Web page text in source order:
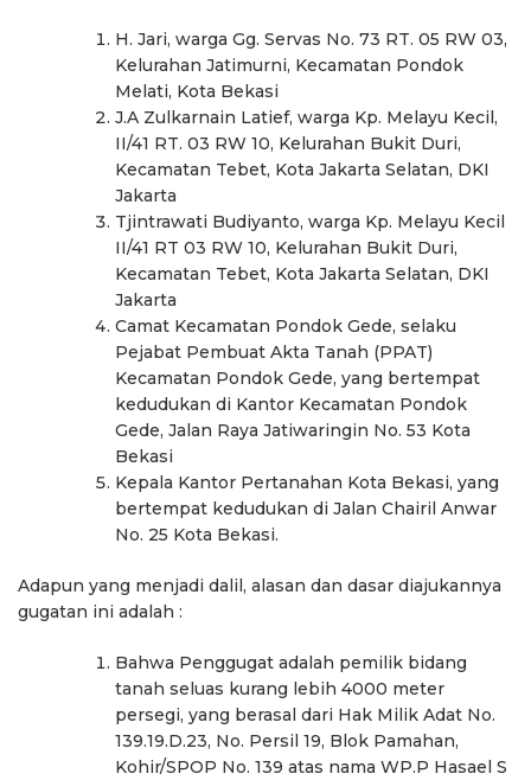
H. Jari, warga Gg. Servas No. 73 RT. 05 RW 03,
Kelurahan Jatimurni, Kecamatan Pondok
Melati, Kota Bekasi
J.A Zulkarnain Latief, warga Kp. Melayu Kecil,
II/41 RT. 03 RW 10, Kelurahan Bukit Duri,
Kecamatan Tebet, Kota Jakarta Selatan, DKI
Jakarta
Tjintrawati Budiyanto, warga Kp. Melayu Kecil
II/41 RT 03 RW 10, Kelurahan Bukit Duri,
Kecamatan Tebet, Kota Jakarta Selatan, DKI
Jakarta
Camat Kecamatan Pondok Gede, selaku
Pejabat Pembuat Akta Tanah (PPAT)
Kecamatan Pondok Gede, yang bertempat
kedudukan di Kantor Kecamatan Pondok
Gede, Jalan Raya Jatiwaringin No. 53 Kota
Bekasi
Kepala Kantor Pertanahan Kota Bekasi, yang
bertempat kedudukan di Jalan Chairil Anwar
No. 25 Kota Bekasi.
Adapun yang menjadi dalil, alasan dan dasar diajukannya
gugatan ini adalah :
Bahwa Penggugat adalah pemilik bidang
tanah seluas kurang lebih 4000 meter
persegi, yang berasal dari Hak Milik Adat No.
139.19.D.23, No. Persil 19, Blok Pamahan,
Kohir/SPOP No. 139 atas nama WP.P Hasael S